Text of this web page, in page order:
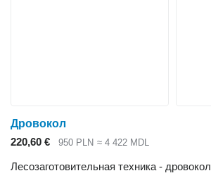
Дровокол
220,60 €
950 PLN ≈ 4 422 MDL
Лесозаготовительная техника - дровокол